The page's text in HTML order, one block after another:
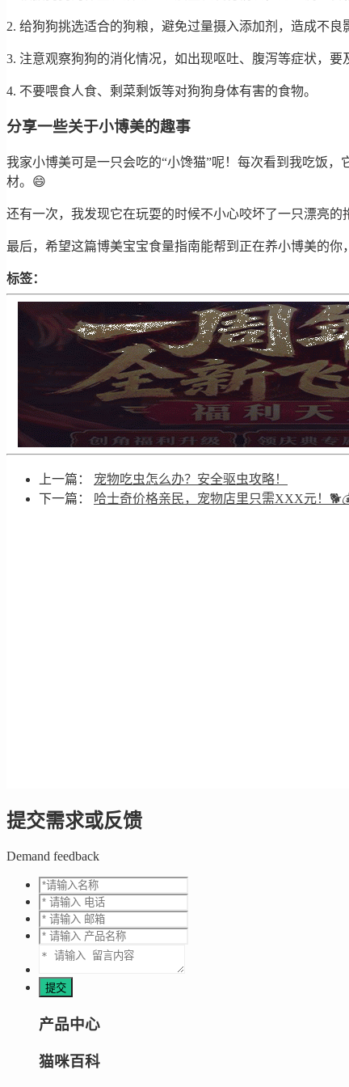
2. 给狗狗挑选适合的狗粮，避免过量摄入添加剂，造成不良
3. 注意观察狗狗的消化情况，如出现呕吐、腹泻等症状，要
4. 不要喂食人食、剩菜剩饭等对狗狗身体有害的食物。
分享一些关于小博美的趣事
我家小博美可是一只会吃的“小馋猫”呢！每次看到我吃饭
材。😄
还有一次，我发现它在玩耍的时候不小心咬坏了一只漂亮
最后，希望这篇博美宝宝食量指南能帮到正在养小博美的
标签：
上一篇： 宠物吃虫怎么办？安全驱虫攻略！
下一篇： 哈士奇价格亲民，宠物店里只需XXX元！
提交需求或反馈
Demand feedback
产品中心
猫咪百科